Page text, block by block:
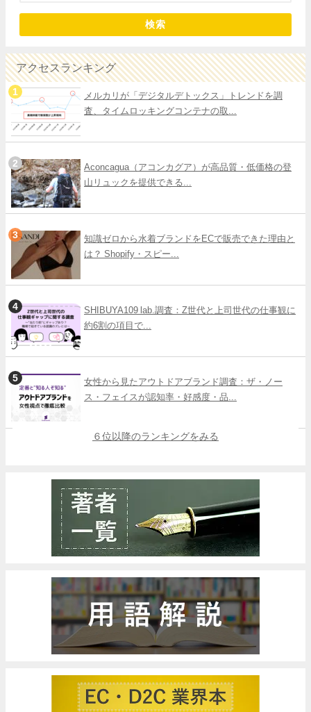
検索
アクセスランキング
メルカリが「デジタルデトックス」トレンドを調
査、タイムロッキングコンテナの取...
Aconcagua（アコンカグア）が高品質・低価格の登
山リュックを提供できる...
知識ゼロから水着ブランドをECで販売できた理由と
は？ Shopify・スピー...
SHIBUYA109 lab.調査：Z世代と上司世代の仕事観に
約6割の項目で...
女性から見たアウトドアブランド調査：ザ・ノー
ス・フェイスが認知率・好感度・品...
６位以降のランキングをみる